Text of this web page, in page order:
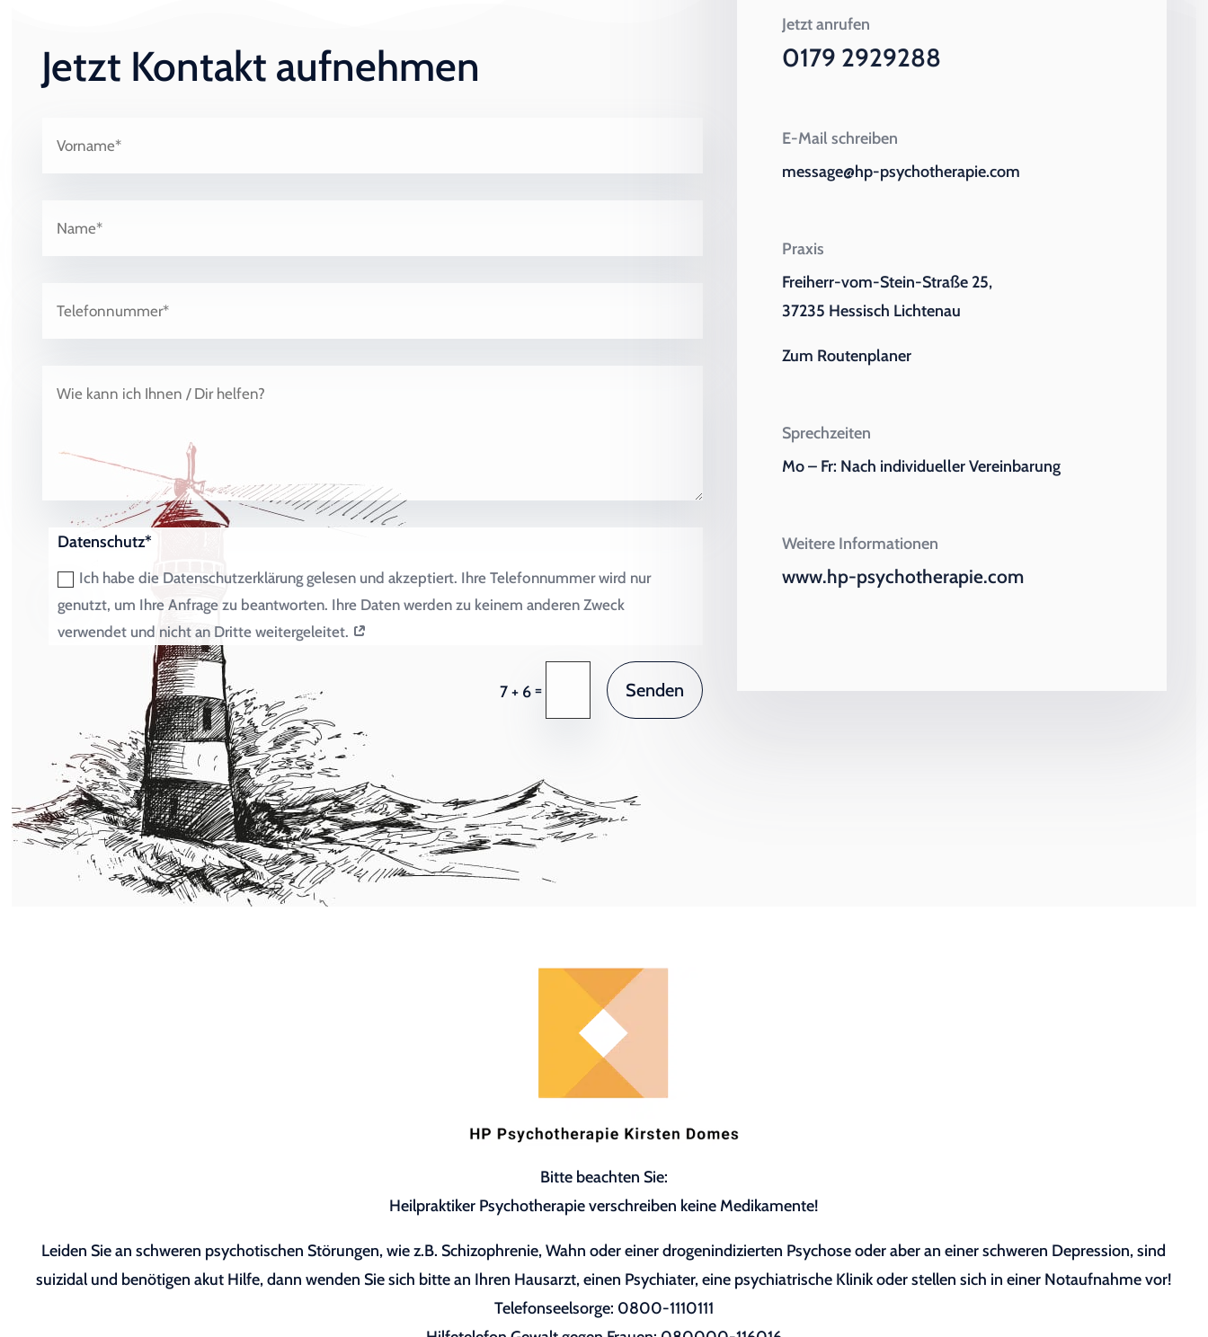
Jetzt Kontakt aufnehmen
Datenschutz*
Ich habe die Datenschutzerklärung gelesen und akzeptiert. Ihre Telefonnummer wird nur
genutzt, um Ihre Anfrage zu beantworten. Ihre Daten werden zu keinem anderen Zweck
verwendet und nicht an Dritte weitergeleitet.
7 + 6= Senden
Jetzt anrufen
0179 2929288
E-Mail schreiben
message@hp-psychotherapie.com
Praxis
Freiherr-vom-Stein-Straße 25,
37235 Hessisch Lichtenau
Zum Routenplaner
Sprechzeiten
Mo – Fr: Nach individueller Vereinbarung
Weitere Informationen
www.hp-psychotherapie.com
Bitte beachten Sie:
Heilpraktiker Psychotherapie verschreiben keine Medikamente!
Leiden Sie an schweren psychotischen Störungen, wie z.B. Schizophrenie, Wahn oder einer drogenindizierten Psychose oder aber an einer schweren Depression, sind
suizidal und benötigen akut Hilfe, dann wenden Sie sich bitte an Ihren Hausarzt, einen Psychiater, eine psychiatrische Klinik oder stellen sich in einer Notaufnahme vor!
Telefonseelsorge: 0800-1110111